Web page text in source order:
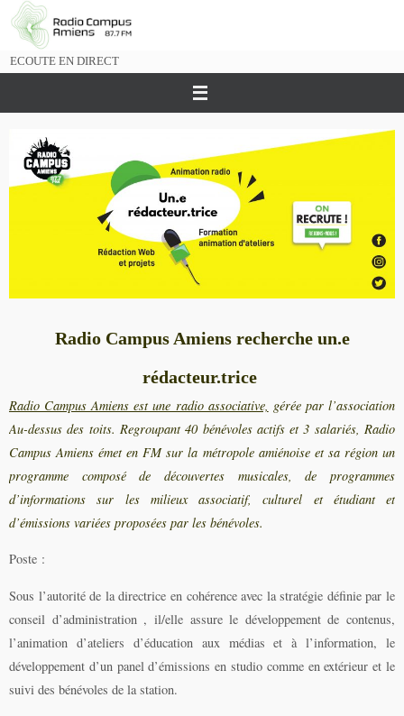
Passer
vers
ECOUTE EN DIRECT
Radio Campus Amiens recherche un.e
rédacteur.trice
Radio Campus Amiens est une radio associative, gérée par l’association
Au-dessus des toits. Regroupant 40 bénévoles actifs et 3 salariés, Radio
Campus Amiens émet en FM sur la métropole amiénoise et sa région un
programme composé de découvertes musicales, de programmes
d’informations sur les milieux associatif, culturel et étudiant et
d’émissions variées proposées par les bénévoles.
Poste :
Sous l’autorité de la directrice en cohérence avec la stratégie définie par le
conseil d’administration , il/elle assure le développement de contenus,
l’animation d’ateliers d’éducation aux médias et à l’information, le
développement d’un panel d’émissions en studio comme en extérieur et le
suivi des bénévoles de la station.